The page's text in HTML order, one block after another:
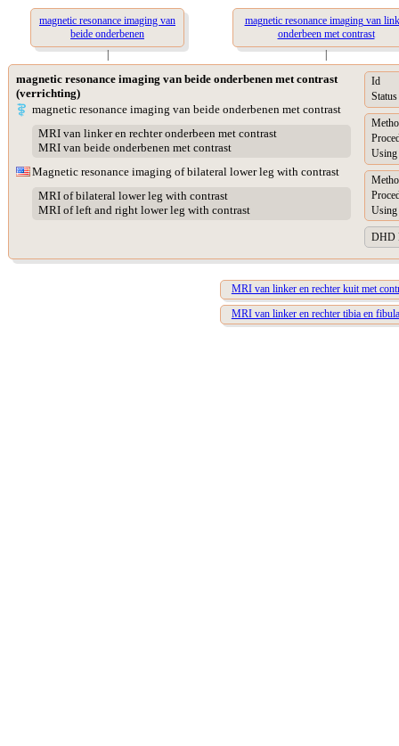
magnetic resonance imaging van
beide onderbenen
magnetic resonance imaging van
onderbeen met contrast
|
|
magnetic resonance imaging van beide onderbenen met contrast
(verrichting)
magnetic resonance imaging van beide onderbenen met contrast
MRI van linker en rechter onderbeen met contrast
MRI van beide onderbenen met contrast
Magnetic resonance imaging of bilateral lower leg with contrast
MRI of bilateral lower leg with contrast
MRI of left and right lower leg with contrast
Id
Status
Using
Using
DHD
MRI van linker en rechter kuit met
MRI van linker en rechter tibia en